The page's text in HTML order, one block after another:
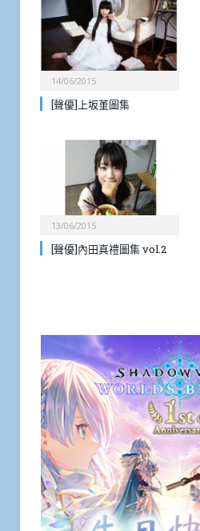
14/06/2015
[聲優]上坂堇圖集
13/06/2015
[聲優]內田真禮圖集 vol.2